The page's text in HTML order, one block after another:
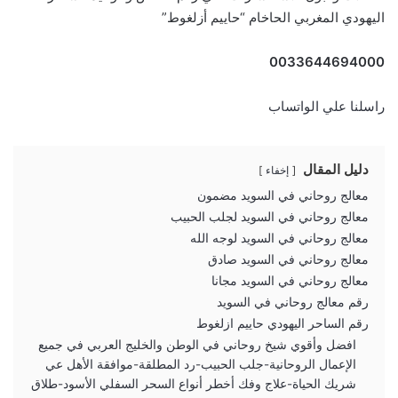
اليهودي المغربي الحاخام “حاييم أزلغوط”
0033644694000
راسلنا علي الواتساب
دليل المقال إخفاء
معالج روحاني في السويد مضمون
معالج روحاني في السويد لجلب الحبيب
معالج روحاني في السويد لوجه الله
معالج روحاني في السويد صادق
معالج روحاني في السويد مجانا
رقم معالج روحاني في السويد
رقم الساحر اليهودي حاييم ازلغوط
افضل وأقوي شيخ روحاني في الوطن والخليج العربي في جميع
الإعمال الروحانية-جلب الحبيب-رد المطلقة-موافقة الأهل عي
شريك الحياة-علاج وفك أخطر أنواع السحر السفلي الأسود-طلاق